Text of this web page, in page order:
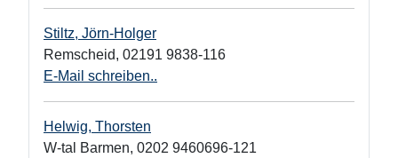
Stiltz, Jörn-Holger
Remscheid, 02191 9838-116
E-Mail schreiben..
Helwig, Thorsten
W-tal Barmen, 0202 9460696-121